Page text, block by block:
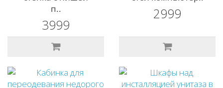
п..
3999
2999